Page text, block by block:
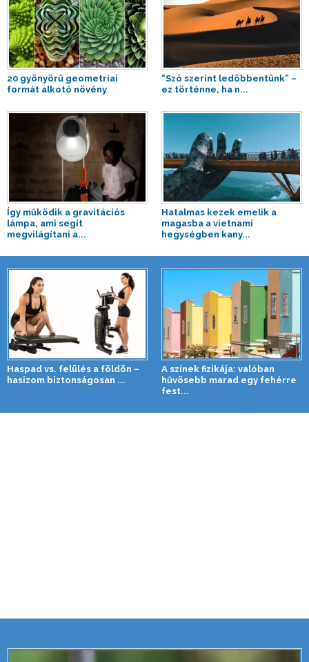
20 gyönyörű geometriai
formát alkotó növény
“Szó szerint ledöbbentünk” –
ez történne, ha n...
Így működik a gravitációs
lámpa, ami segít
megvilágítani a...
Hatalmas kezek emelik a
magasba a vietnami
hegységben kany...
Haspad vs. felülés a földön –
hasizom biztonságosan ...
A színek fizikája: valóban
hűvösebb marad egy fehérre
fest...